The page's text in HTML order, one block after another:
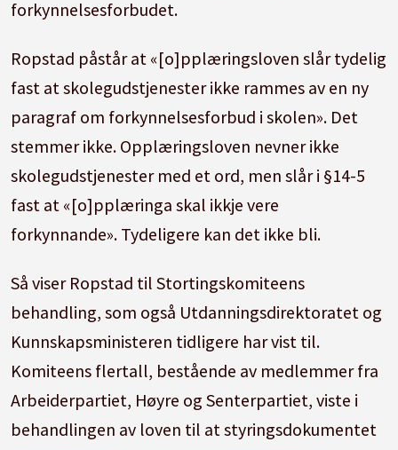
forkynnelsesforbudet.
Ropstad påstår at «[o]pplæringsloven slår tydelig
fast at skolegudstjenester ikke rammes av en ny
paragraf om forkynnelsesforbud i skolen». Det
stemmer ikke. Opplæringsloven nevner ikke
skolegudstjenester med et ord, men slår i §14-5
fast at «[o]pplæringa skal ikkje vere
forkynnande». Tydeligere kan det ikke bli.
Så viser Ropstad til Stortingskomiteens
behandling, som også Utdanningsdirektoratet og
Kunnskapsministeren tidligere har vist til.
Komiteens flertall, bestående av medlemmer fra
Arbeiderpartiet, Høyre og Senterpartiet, viste i
behandlingen av loven til at styringsdokumentet